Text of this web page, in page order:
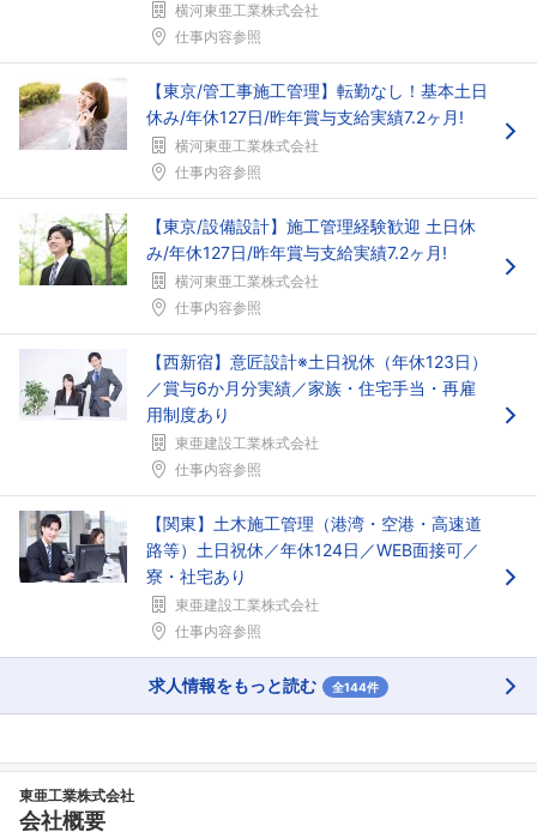
横河東亜工業株式会社
仕事内容参照
【東京/管工事施工管理】転勤なし！基本土日
休み/年休127日/昨年賞与支給実績7.2ヶ月!
横河東亜工業株式会社
仕事内容参照
【東京/設備設計】施工管理経験歓迎 土日休
み/年休127日/昨年賞与支給実績7.2ヶ月!
横河東亜工業株式会社
仕事内容参照
【西新宿】意匠設計※土日祝休（年休123日）
／賞与6か月分実績／家族・住宅手当・再雇
用制度あり
東亜建設工業株式会社
仕事内容参照
【関東】土木施工管理（港湾・空港・高速道
路等）土日祝休／年休124日／WEB面接可／
寮・社宅あり
東亜建設工業株式会社
仕事内容参照
求人情報をもっと読む 全144件
東亜工業株式会社
会社概要